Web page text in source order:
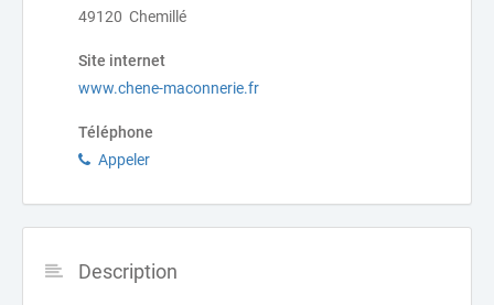
49120 Chemillé
Site internet
www.chene-maconnerie.fr
Téléphone
Appeler
Description